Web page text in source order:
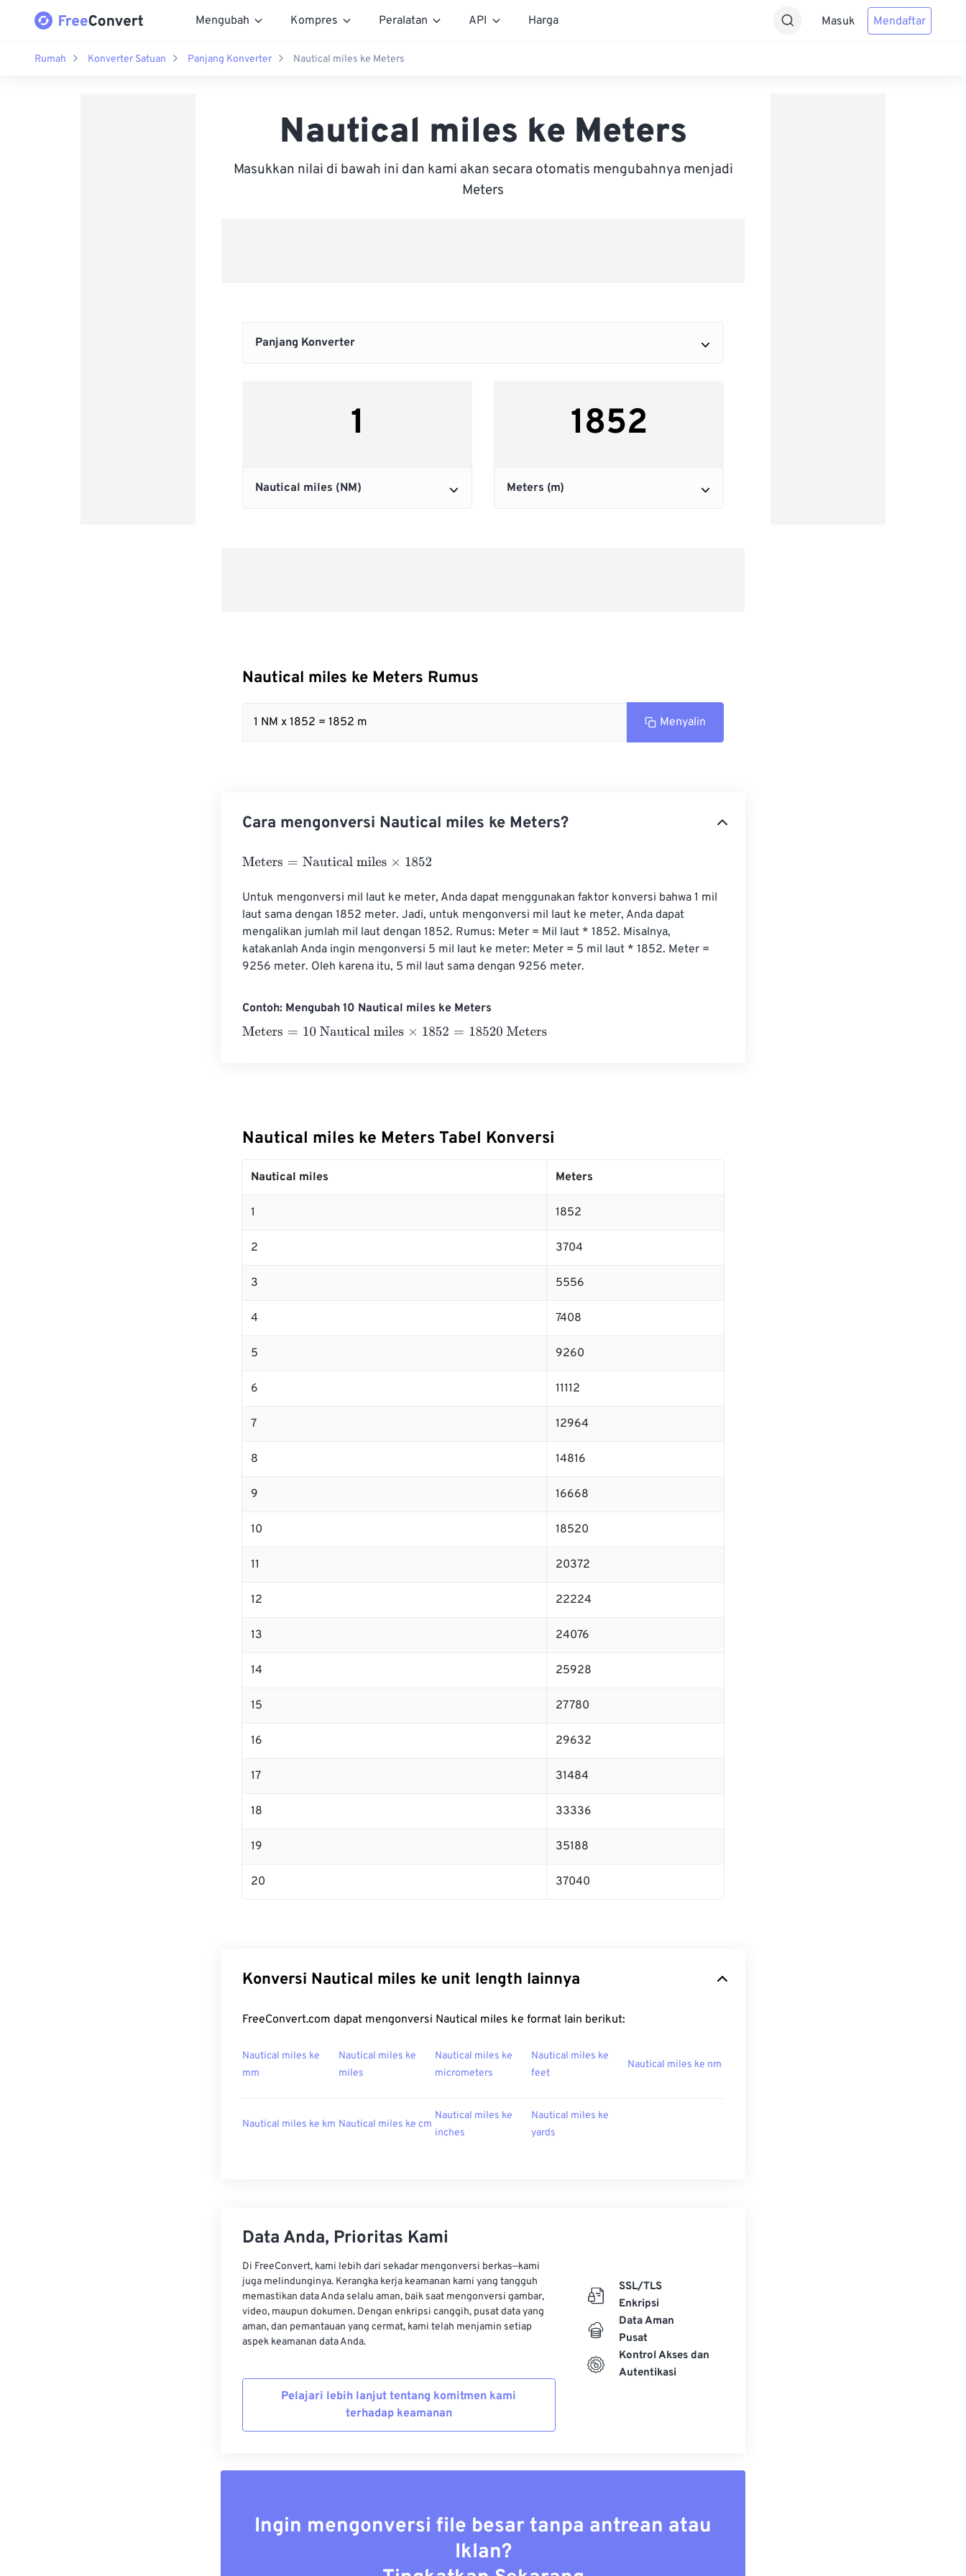
Mengubah Kompres Peralatan API Harga Masuk Mendaftar
Rumah Konverter Satuan Panjang Konverter Nautical miles ke Meters
Nautical miles ke Meters
Masukkan nilai di bawah ini dan kami akan secara otomatis mengubahnya menjadi
Meters
Nautical miles ke Meters Rumus
1 NM x 1852 = 1852 m Menyalin
Cara mengonversi Nautical miles ke Meters?
Meters= Nautical miles×1852
Untuk mengonversi mil laut ke meter, Anda dapat menggunakan faktor konversi bahwa 1 mil
laut sama dengan 1852 meter. Jadi, untuk mengonversi mil laut ke meter, Anda dapat
mengalikan jumlah mil laut dengan 1852. Rumus: Meter = Mil laut * 1852. Misalnya,
katakanlah Anda ingin mengonversi 5 mil laut ke meter: Meter = 5 mil laut * 1852. Meter =
9256 meter. Oleh karena itu, 5 mil laut sama dengan 9256 meter.
Contoh: Mengubah 10 Nautical miles ke Meters
Meters= 10 Nautical miles ×1852 =18520 Meters
Nautical miles ke Meters Tabel Konversi
Nautical miles Meters
1 1852
2 3704
3 5556
4 7408
5 9260
6 11112
7 12964
8 14816
9 16668
10 18520
11 20372
12 22224
13 24076
14 25928
15 27780
16 29632
17 31484
18 33336
19 35188
20 37040
Konversi Nautical miles ke unit length lainnya
FreeConvert.com dapat mengonversi Nautical miles ke format lain berikut:
Nautical miles ke
mm
Nautical miles ke
miles
Nautical miles ke
micrometers
Nautical miles ke
feet
Nautical miles ke nm
Nautical miles ke km Nautical miles ke cm
Nautical miles ke
inches
Nautical miles ke
yards
Data Anda, Prioritas Kami
Di FreeConvert, kami lebih dari sekadar mengonversi berkas—kami
juga melindunginya. Kerangka kerja keamanan kami yang tangguh
memastikan data Anda selalu aman, baik saat mengonversi gambar,
video, maupun dokumen. Dengan enkripsi canggih, pusat data yang
aman, dan pemantauan yang cermat, kami telah menjamin setiap
aspek keamanan data Anda.
Pelajari lebih lanjut tentang komitmen kami
terhadap keamanan
SSL/TLS
Enkripsi
Data Aman
Pusat
Kontrol Akses dan
Autentikasi
Ingin mengonversi file besar tanpa antrean atau
Iklan?